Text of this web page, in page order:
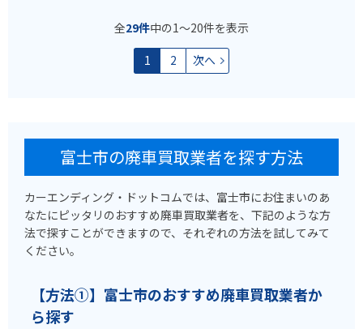
全29件中の1〜20件を表示
1
2 次へ
富士市の廃車買取業者を探す方法
カーエンディング・ドットコムでは、富士市にお住まいのあ
なたにピッタリのおすすめ廃車買取業者を、下記のような方
法で探すことができますので、それぞれの方法を試してみて
ください。
【方法①】富士市のおすすめ廃車買取業者か
ら探す